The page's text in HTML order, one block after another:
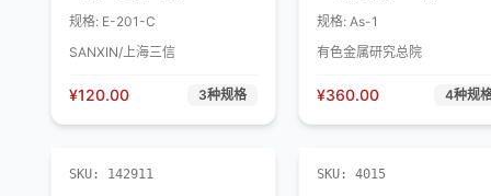
规格: E-201-C
SANXIN/上海三信
¥120.00 3种规格
规格: As-1
有色金属研究总院
¥360.00 4种规
SKU: 142911 SKU: 4015